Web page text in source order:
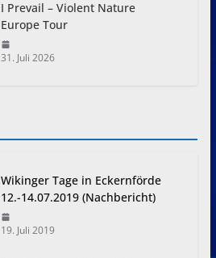
I Prevail – Violent Nature
Europe Tour
31. Juli 2026
Wikinger Tage in Eckernförde
12.-14.07.2019 (Nachbericht)
19. Juli 2019